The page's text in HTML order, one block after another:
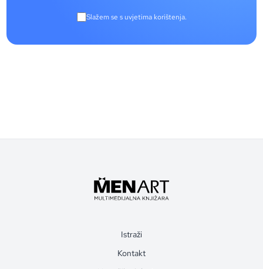
Slažem se s uvjetima korištenja.
Istraži
Kontakt